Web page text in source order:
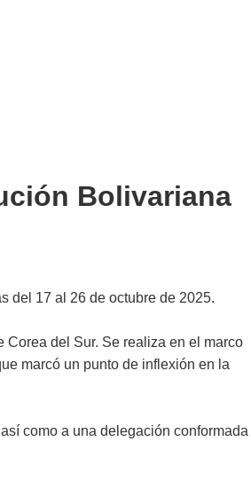
Bolivariana
del 17 al 26 de octubre de 2025.
del Sur. Se realiza en el marco
marcó un punto de inflexión en la
como a una delegación conformada